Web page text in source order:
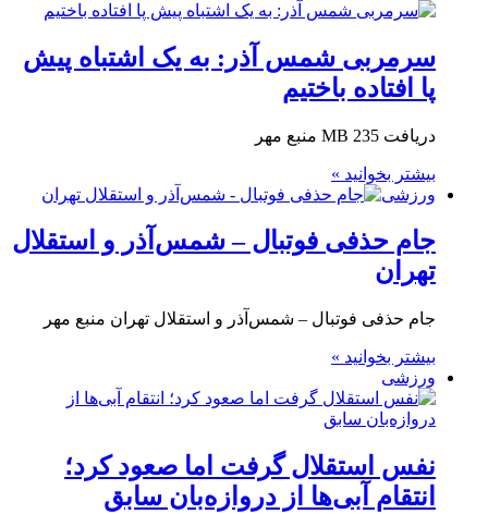
سرمربی شمس آذر: به یک اشتباه پیش
پا افتاده باختیم
دریافت 235 MB منبع مهر
بیشتر بخوانید »
ورزشی
جام حذفی فوتبال – شمس‌آذر و استقلال
تهران
جام حذفی فوتبال – شمس‌آذر و استقلال تهران منبع مهر
بیشتر بخوانید »
ورزشی
نفس استقلال گرفت اما صعود کرد؛
انتقام آبی‌ها از دروازه‌بان سابق